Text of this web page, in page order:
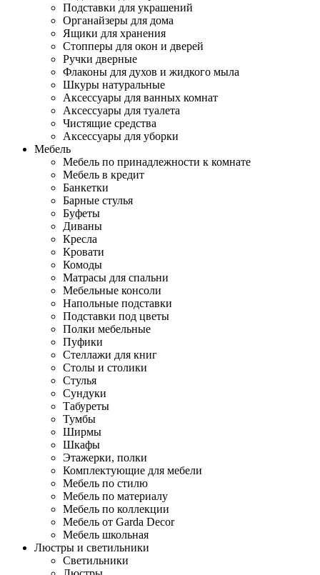
Подставки для украшений
Органайзеры для дома
Ящики для хранения
Стопперы для окон и дверей
Ручки дверные
Флаконы для духов и жидкого мыла
Шкуры натуральные
Аксессуары для ванных комнат
Аксессуары для туалета
Чистящие средства
Аксессуары для уборки
Мебель
Мебель по принадлежности к комнате
Мебель в кредит
Банкетки
Барные стулья
Буфеты
Диваны
Кресла
Кровати
Комоды
Матрасы для спальни
Мебельные консоли
Напольные подставки
Подставки под цветы
Полки мебельные
Пуфики
Стеллажи для книг
Столы и столики
Стулья
Сундуки
Табуреты
Тумбы
Ширмы
Шкафы
Этажерки, полки
Комплектующие для мебели
Мебель по стилю
Мебель по материалу
Мебель по коллекции
Мебель от Garda Decor
Мебель школьная
Люстры и светильники
Светильники